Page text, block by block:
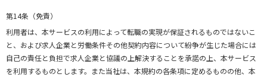
第14条（免責）
利用者は、本サービスの利用によって転職の実現が保証されるものではないこ
と、および求人企業と労働条件その他契約内容について紛争が生じた場合には
自己の責任と負担で求人企業と協議の上解決することを承諾の上、本サービス
を利用するものとします。また当社は、本規約の各条項に定めるものの他、本